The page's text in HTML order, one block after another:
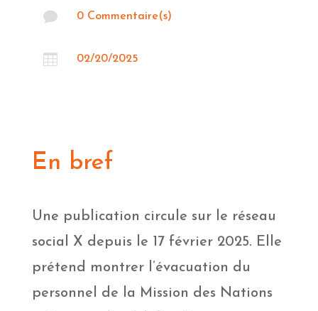
 0 Commentaire(s)
 02/20/2025
En bref
Une publication circule sur le réseau
social X depuis le 17 février 2025. Elle
prétend montrer l’évacuation du
personnel de la Mission des Nations